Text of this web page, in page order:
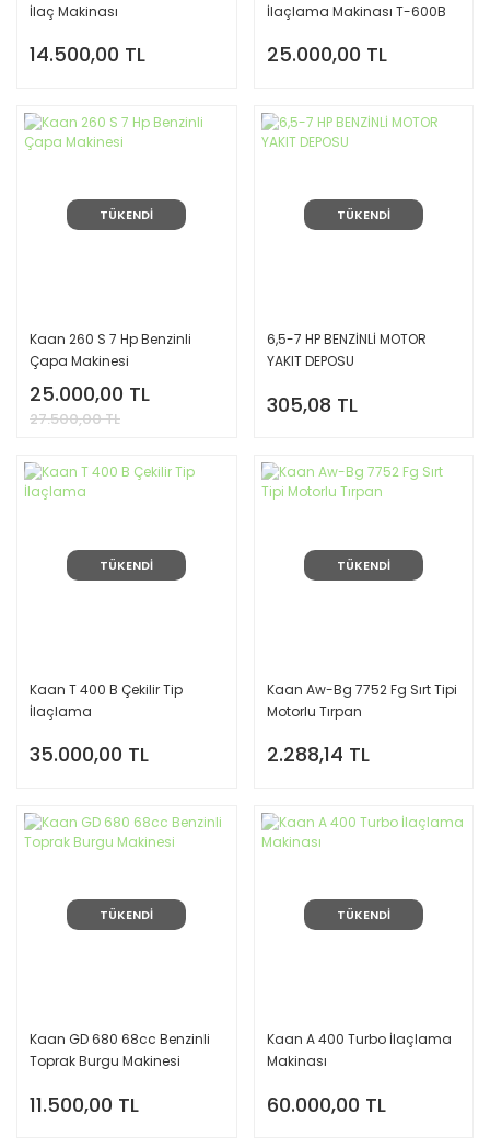
İlaç Makinası
14.500,00 TL
İlaçlama Makinası T-600B
25.000,00 TL
TÜKENDİ
Kaan 260 S 7 Hp Benzinli
Çapa Makinesi
25.000,00 TL
27.500,00 TL
TÜKENDİ
6,5-7 HP BENZİNLİ MOTOR
YAKIT DEPOSU
305,08 TL
TÜKENDİ
Kaan T 400 B Çekilir Tip
İlaçlama
35.000,00 TL
TÜKENDİ
Kaan Aw-Bg 7752 Fg Sırt Tipi
Motorlu Tırpan
2.288,14 TL
TÜKENDİ
Kaan GD 680 68cc Benzinli
Toprak Burgu Makinesi
11.500,00 TL
TÜKENDİ
Kaan A 400 Turbo İlaçlama
Makinası
60.000,00 TL